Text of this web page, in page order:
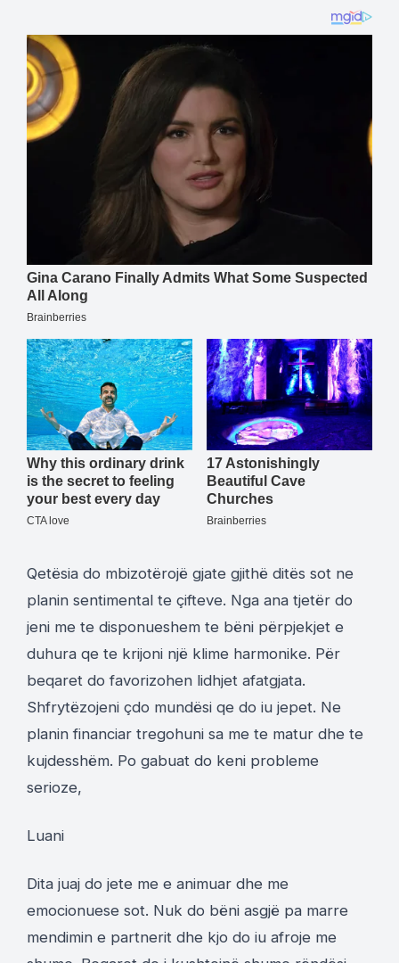
Qetësia do mbizotërojë gjate gjithë ditës sot ne
planin sentimental te çifteve. Nga ana tjetër do
jeni me te disponueshem te bëni përpjekjet e
duhura qe te krijoni një klime harmonike. Për
beqaret do favorizohen lidhjet afatgjata.
Shfrytëzojeni çdo mundësi qe do iu jepet. Ne
planin financiar tregohuni sa me te matur dhe te
kujdesshëm. Po gabuat do keni probleme
serioze,
Luani
Dita juaj do jete me e animuar dhe me
emocionuese sot. Nuk do bëni asgjë pa marre
mendimin e partnerit dhe kjo do iu afroje me